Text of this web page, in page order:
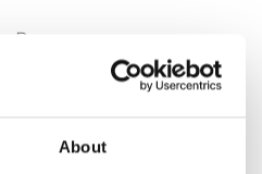
About
Rosa